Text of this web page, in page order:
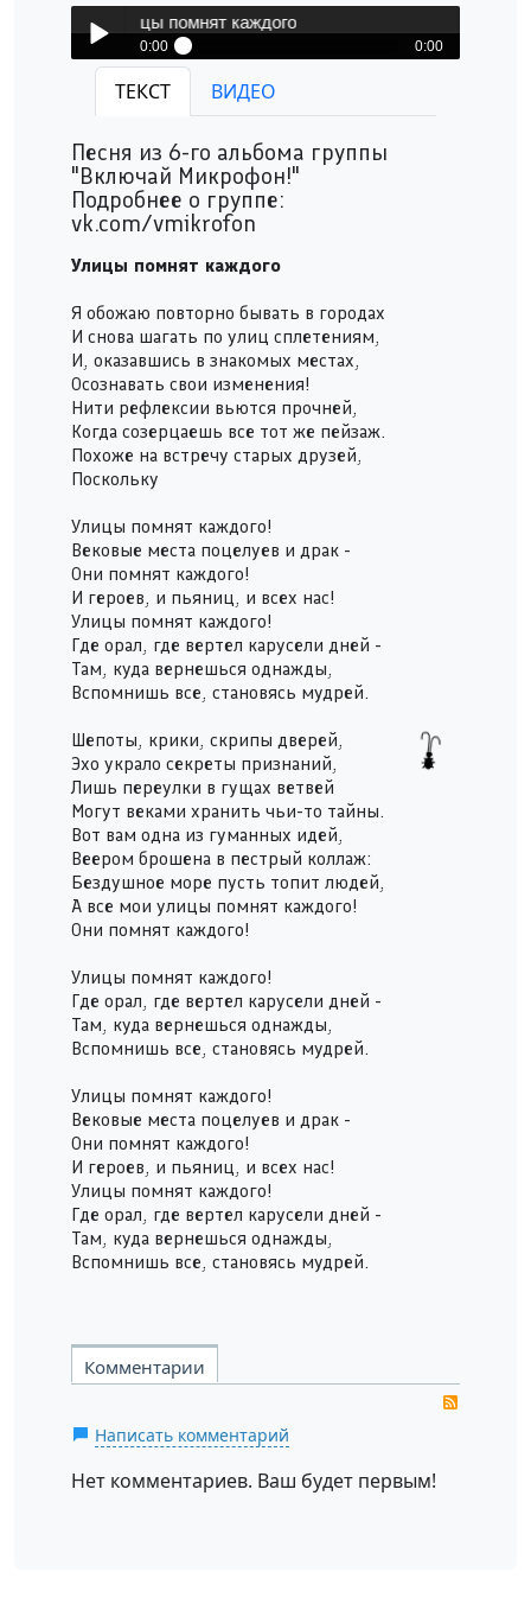
- Улицы помнят каждого
0:00 0:00
Включай Микрофон! - Улицы помнят каждого
ТЕКСТ ВИДЕО
Песня из 6-го альбома группы
"Включай Микрофон!"
Подробнее о группе:
vk.com/vmikrofon
Улицы помнят каждого
Я обожаю повторно бывать в городах
И снова шагать по улиц сплетениям,
И, оказавшись в знакомых местах,
Осознавать свои изменения!
Нити рефлексии вьются прочней,
Когда созерцаешь все тот же пейзаж.
Похоже на встречу старых друзей,
Поскольку
Улицы помнят каждого!
Вековые места поцелуев и драк -
Они помнят каждого!
И героев, и пьяниц, и всех нас!
Улицы помнят каждого!
Где орал, где вертел карусели дней -
Там, куда вернешься однажды,
Вспомнишь все, становясь мудрей.
Шепоты, крики, скрипы дверей,
Эхо украло секреты признаний,
Лишь переулки в гущах ветвей
Могут веками хранить чьи-то тайны.
Вот вам одна из гуманных идей,
Веером брошена в пестрый коллаж:
Бездушное море пусть топит людей,
А все мои улицы помнят каждого!
Они помнят каждого!
Улицы помнят каждого!
Где орал, где вертел карусели дней -
Там, куда вернешься однажды,
Вспомнишь все, становясь мудрей.
Улицы помнят каждого!
Вековые места поцелуев и драк -
Они помнят каждого!
И героев, и пьяниц, и всех нас!
Улицы помнят каждого!
Где орал, где вертел карусели дней -
Там, куда вернешься однажды,
Вспомнишь все, становясь мудрей.
Комментарии
Написать комментарий
Нет комментариев. Ваш будет первым!